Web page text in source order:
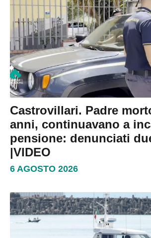
Castrovillari. Padre
anni, continuavano a
pensione: denunciati
|VIDEO
6 AGOSTO 2026